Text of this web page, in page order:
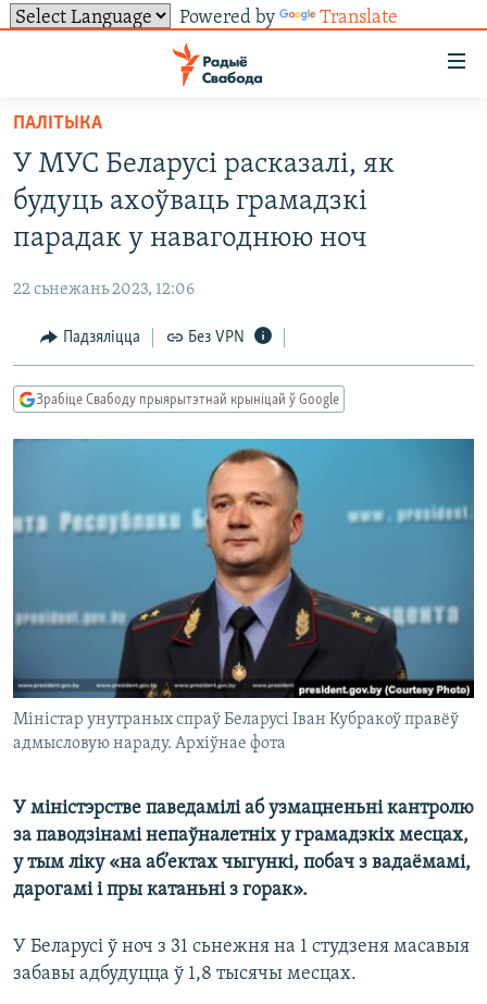
Powered by Translate
ўнівэрсальнага
доступу
Перайсьці
да
галоўнага
зьместу
Перайсьці
да
навігацыі
Перайсьці
да
ЭКАНОМІКА
КАЛЯНДАР
ТОЛЬКІ НА СВАБОДЗЕ
ГІСТОРЫЯ НА СВАБОДЗЕ
ПАДКАСТЫ
НА ХВАЛЯХ СВАБОДЫ
СУВЯЗЬ
ПАДЗЯЛІЦЦА ІНФАРМАЦЫЯЙ
ПАДКАСТЫ
ПАЛІТЫКА
У МУС Беларусі расказалі, як
будуць ахоўваць грамадзкі
парадак у навагоднюю ноч
22 сьнежань 2023, 12:06
Падзяліцца Без VPN
Зрабіце Свабоду прыярытэтнай крыніцай ў Google
Міністар унутраных спраў Беларусі Іван Кубракоў правёў
адмысловую нараду. Архіўнае фота
У міністэрстве паведамілі аб узмацненьні кантролю
за паводзінамі непаўналетніх у грамадзкіх месцах,
у тым ліку «на аб’ектах чыгункі, побач з вадаёмамі,
дарогамі і пры катаньні з горак».
У Беларусі ў ноч з 31 сьнежня на 1 студзеня масавыя
забавы адбудуцца ў 1,8 тысячы месцах.